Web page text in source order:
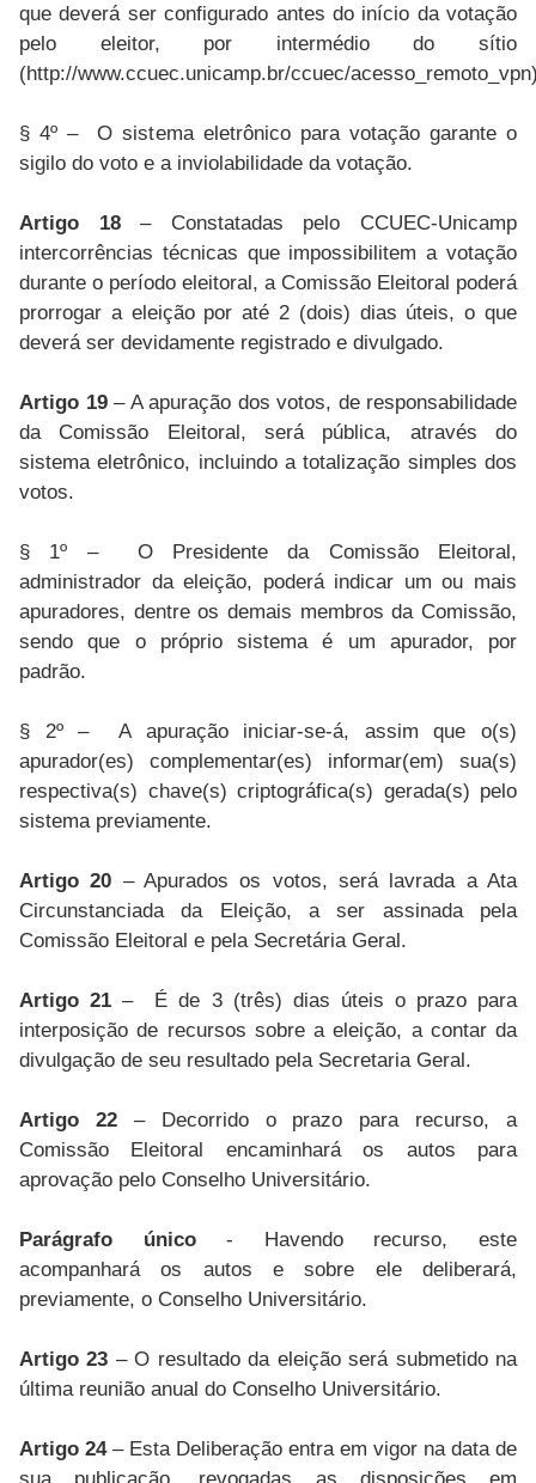
que deverá ser configurado antes do início da votação
pelo eleitor, por intermédio do sítio
(http://www.ccuec.unicamp.br/ccuec/
§ 4º – O sistema eletrônico para votação garante o
sigilo do voto e a inviolabilidade da votação.
Artigo 18– Constatadas pelo CCUEC-Unicamp
intercorrências técnicas que impossibilitem a votação
durante o período eleitoral, a Comissão Eleitoral poderá
prorrogar a eleição por até 2 (dois) dias úteis, o que
deverá ser devidamente registrado e divulgado.
Artigo 19– A apuração dos votos, de responsabilidade
da Comissão Eleitoral, será pública, através do
sistema eletrônico, incluindo a totalização simples dos
votos.
§ 1º – O Presidente da Comissão Eleitoral,
administrador da eleição, poderá indicar um ou mais
apuradores, dentre os demais membros da Comissão,
sendo que o próprio sistema é um apurador, por
padrão.
§ 2º – A apuração iniciar-se-á, assim que o(s)
apurador(es) complementar(es) informar(em) sua(s)
respectiva(s) chave(s) criptográfica(s) gerada(s) pelo
sistema previamente.
Artigo 20 – Apurados os votos, será lavrada a Ata
Circunstanciada da Eleição, a ser assinada pela
Comissão Eleitoral e pela Secretária Geral.
Artigo 21 – É de 3 (três) dias úteis o prazo para
interposição de recursos sobre a eleição, a contar da
divulgação de seu resultado pela Secretaria Geral.
Artigo 22 – Decorrido o prazo para recurso, a
Comissão Eleitoral encaminhará os autos para
aprovação pelo Conselho Universitário.
Parágrafo único- Havendo recurso, este
acompanhará os autos e sobre ele deliberará,
previamente, o Conselho Universitário.
Artigo 23 – O resultado da eleição será submetido na
última reunião anual do Conselho Universitário.
Artigo 24– Esta Deliberação entra em vigor na data de
sua publicação, revogadas as disposições em